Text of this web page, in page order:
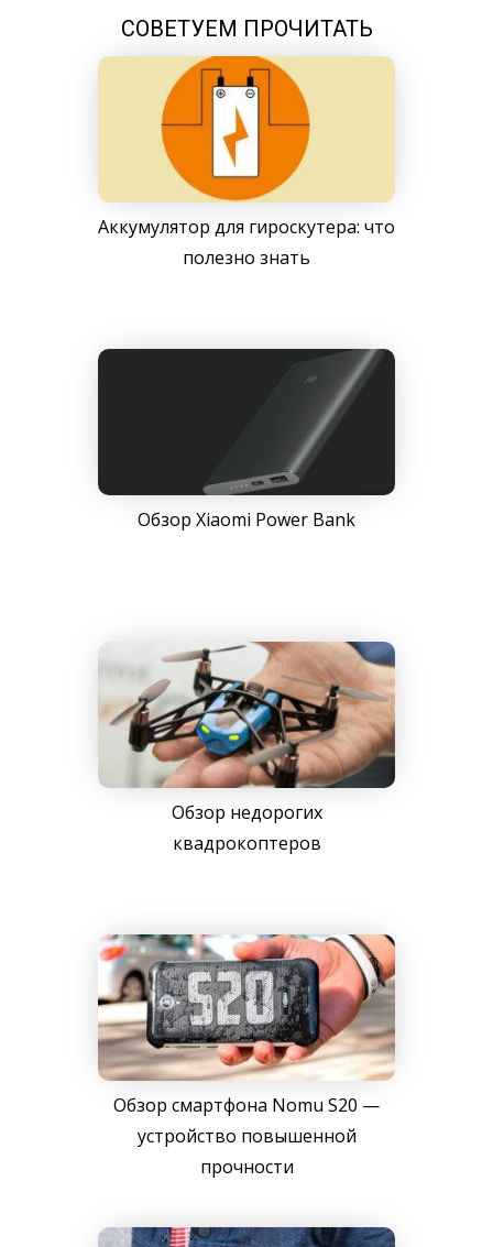
СОВЕТУЕМ ПРОЧИТАТЬ
Аккумулятор для гироскутера: что
полезно знать
Обзор Xiaomi Power Bank
Обзор недорогих
квадрокоптеров
Обзор смартфона Nomu S20 —
устройство повышенной
прочности